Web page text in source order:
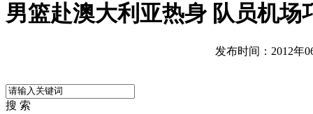
男篮赴澳大利亚热身 队员机场
发布时间：2012年
搜 索